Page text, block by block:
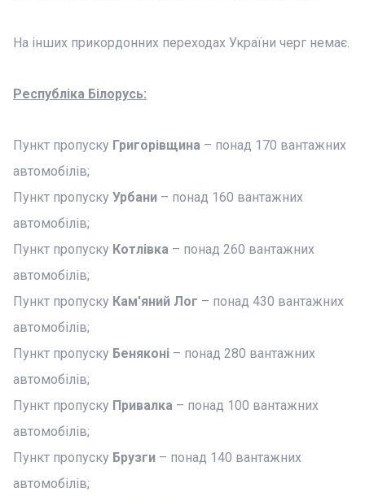
На інших прикордонних переходах України черг немає.
Республіка Білорусь:
Пункт пропуску Григорівщина – понад 170 вантажних
автомобілів;
Пункт пропуску Урбани – понад 160 вантажних
автомобілів;
Пункт пропуску Котлівка – понад 260 вантажних
автомобілів;
Пункт пропуску Кам'яний Лог – понад 430 вантажних
автомобілів;
Пункт пропуску Беняконі – понад 280 вантажних
автомобілів;
Пункт пропуску Привалка – понад 100 вантажних
автомобілів;
Пункт пропуску Брузги – понад 140 вантажних
автомобілів;